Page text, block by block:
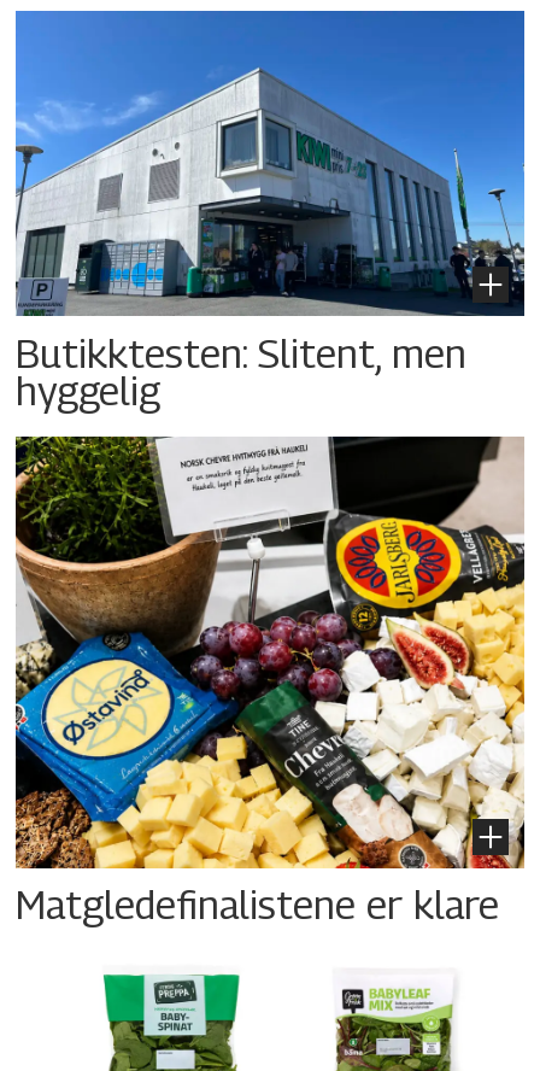
Butikktesten: Slitent, men
hyggelig
Matgledefinalistene er klare